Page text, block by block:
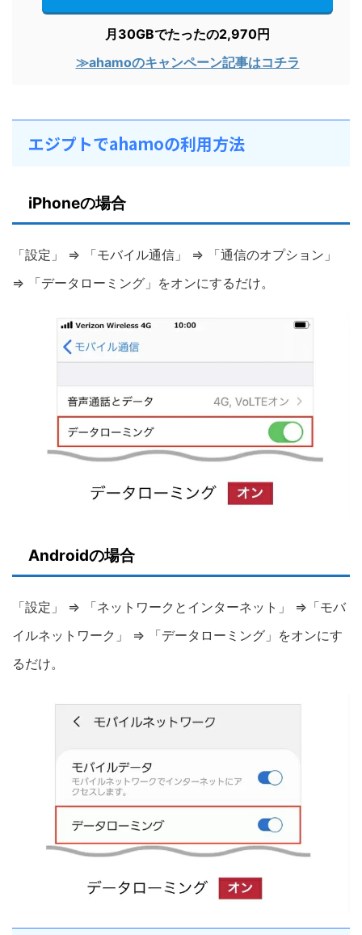
月30GBでたったの2,970円
≫ahamoのキャンペーン記事はコチラ
エジプトでahamoの利用方法
iPhoneの場合
「設定」 ⇒ 「モバイル通信」 ⇒ 「通信のオプション」
⇒ 「データローミング」をオンにするだけ。
Androidの場合
「設定」 ⇒ 「ネットワークとインターネット」 ⇒「モバ
イルネットワーク」 ⇒ 「データローミング」をオンにす
るだけ。